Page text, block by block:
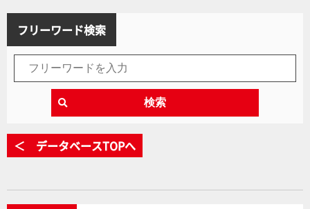
フリーワード検索
検索
＜ データベースTOPへ